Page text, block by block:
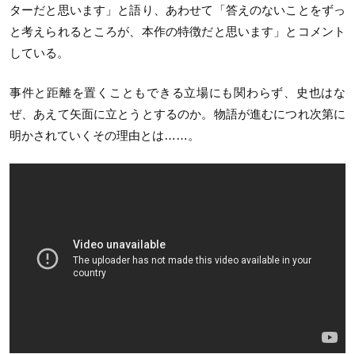
ターだと思います」と語り、あわせて「答えのないことをずっ
と考えられるところが、本作の特徴だと思います」とコメント
している。
事件と距離を置くこともできる立場にも関わらず、史也はな
ぜ、あえて矢面に立とうとするのか。物語が進むにつれ次第に
明かされていくその理由とは……。